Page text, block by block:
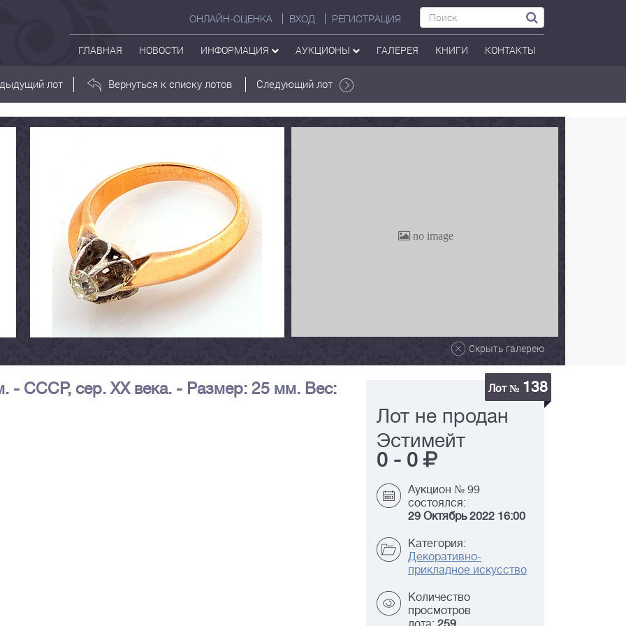
ОНЛАЙН-ОЦЕНКА ВХОД РЕГИСТРАЦИЯ
ГЛАВНАЯ НОВОСТИ ИНФОРМАЦИЯ АУКЦИОНЫ ГАЛЕРЕЯ КНИГИ КОНТАКТЫ
лот Вернуться к списку лотов Следующий лот
Скрыть галерею
- СССР, сер. XX века. - Размер: 25 мм. Вес: Лот № 138
Лот не продан
Эстимейт
0 - 0
Аукцион № 99
состоялся:
29 Октябрь 2022 16:00
Категория:
Декоративно-
прикладное искусство
Количество
просмотров